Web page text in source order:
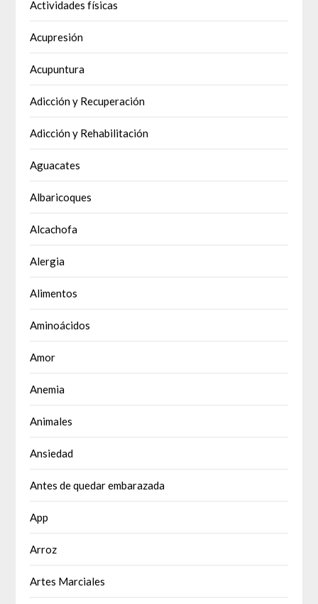
Actividades físicas
Acupresión
Acupuntura
Adicción y Recuperación
Adicción y Rehabilitación
Aguacates
Albaricoques
Alcachofa
Alergia
Alimentos
Aminoácidos
Amor
Anemia
Animales
Ansiedad
Antes de quedar embarazada
App
Arroz
Artes Marciales